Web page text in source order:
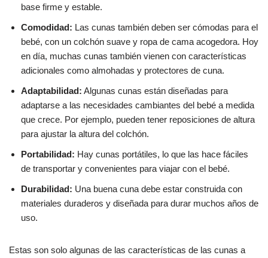
base firme y estable.
Comodidad: Las cunas también deben ser cómodas para el
bebé, con un colchón suave y ropa de cama acogedora. Hoy
en día, muchas cunas también vienen con características
adicionales como almohadas y protectores de cuna.
Adaptabilidad: Algunas cunas están diseñadas para
adaptarse a las necesidades cambiantes del bebé a medida
que crece. Por ejemplo, pueden tener reposiciones de altura
para ajustar la altura del colchón.
Portabilidad: Hay cunas portátiles, lo que las hace fáciles
de transportar y convenientes para viajar con el bebé.
Durabilidad: Una buena cuna debe estar construida con
materiales duraderos y diseñada para durar muchos años de
uso.
Estas son solo algunas de las características de las cunas a